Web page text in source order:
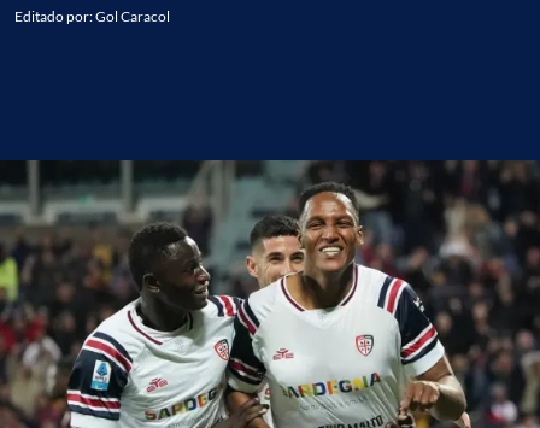
Editado por:Gol Caracol